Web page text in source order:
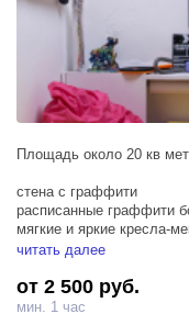
Площадь около 20 кв
стена с граффити
расписанные граффити
мягкие и яркие кресла-
Арт-объект Новогодняя
сделать яркие и кадры
клипов или фильмов.
читать далее
от 2 500 руб.
мин. 1 час